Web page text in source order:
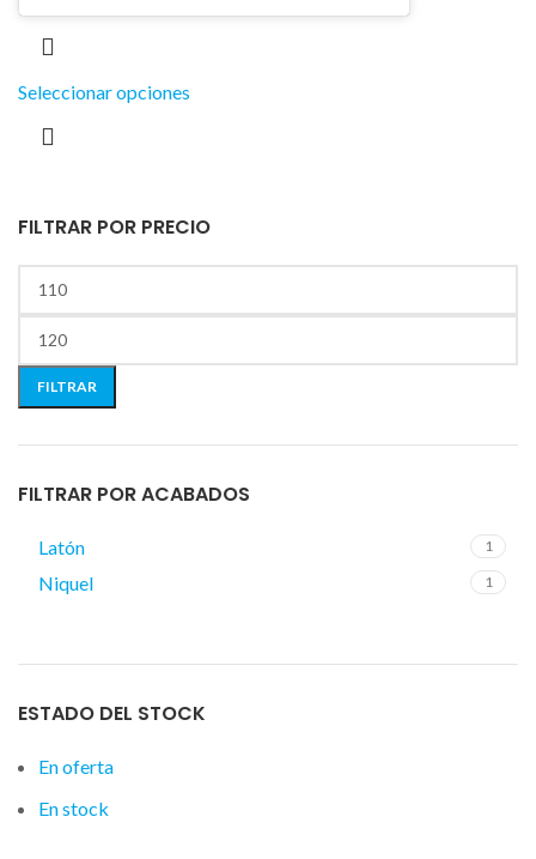
FILTRAR POR PRECIO
FILTRAR
FILTRAR POR ACABADOS
Latón 1
Niquel 1
ESTADO DEL STOCK
En oferta
En stock
Seleccionar opciones